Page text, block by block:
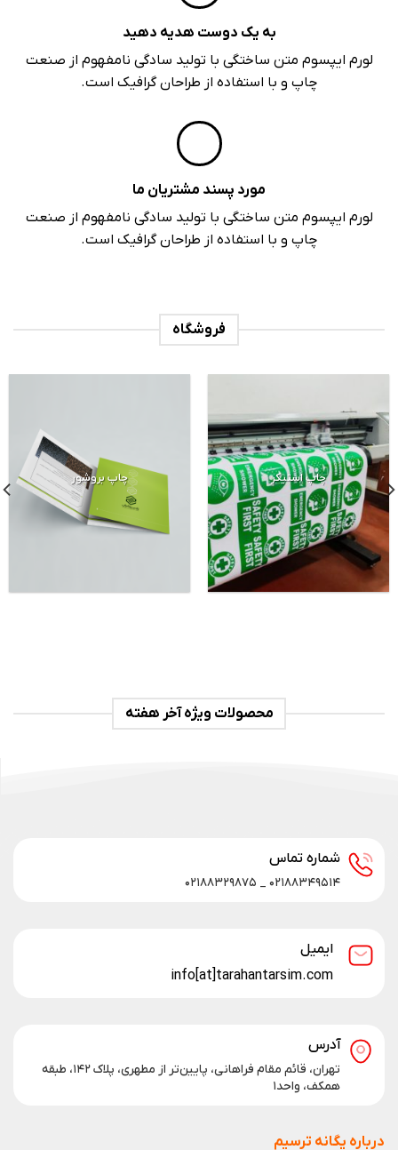
به یک دوست هدیه دهید
لورم ایپسوم متن ساختگی با تولید سادگی نامفهوم از صنعت
چاپ و با استفاده از طراحان گرافیک است.
مورد پسند مشتریان ما
لورم ایپسوم متن ساختگی با تولید سادگی نامفهوم از صنعت
چاپ و با استفاده از طراحان گرافیک است.
فروشگاه
چاپ استیکر چاپ بروشور
محصولات ویژه آخر هفته
شماره تماس
۰۲۱۸۸۳۴۹۵۱۴ _ ۰۲۱۸۸۳۲۹۸۷۵
ایمیل
info[at]tarahantarsim.com
آدرس
تهران، قائم مقام فراهانی، پایین‌تر از مطهری، پلاک ۱۴۲، طبقه
همکف، واحد۱
درباره یگانه ترسیم